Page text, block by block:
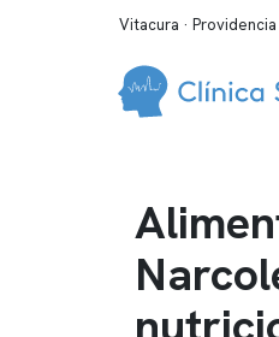
Vitacura ·